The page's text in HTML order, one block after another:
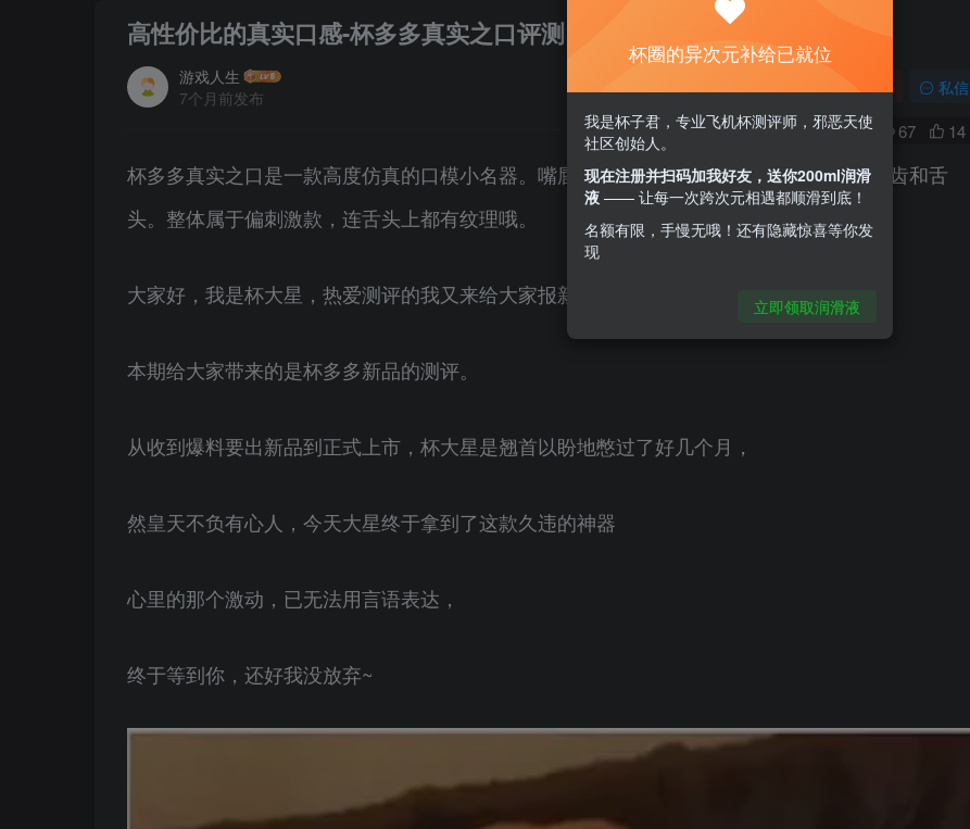
高性价比的真实口感-杯多多真实之口评测
游戏人生
7个月前发布
私信
0 67 14
杯多多真实之口是一款高度仿真的口模小名器。嘴唇上还有口红色，嘴里有仿真的雪白牙齿和舌
头。整体属于偏刺激款，连舌头上都有纹理哦。
大家好，我是杯大星，热爱测评的我又来给大家报新料了~
本期给大家带来的是杯多多新品的测评。
从收到爆料要出新品到正式上市，杯大星是翘首以盼地憋过了好几个月，
然皇天不负有心人，今天大星终于拿到了这款久违的神器
心里的那个激动，已无法用言语表达，
终于等到你，还好我没放弃~
杯圈的异次元补给已就位
我是杯子君，专业飞机杯测评师，邪恶天使
社区创始人。
现在注册并扫码加我好友，送你200ml润滑
液 —— 让每一次跨次元相遇都顺滑到底！
名额有限，手慢无哦！还有隐藏惊喜等你发
现
立即领取润滑液